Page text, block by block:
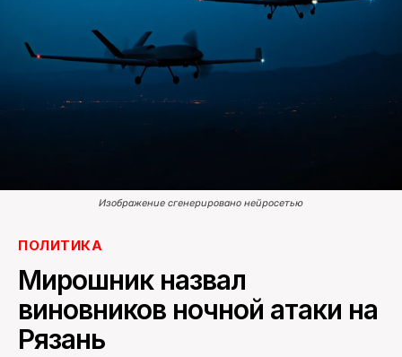
ПОИСК ПО САЙТУ
Изображение сгенерировано нейросетью
ПОЛИТИКА
Мирошник назвал
виновников ночной атаки на
Рязань